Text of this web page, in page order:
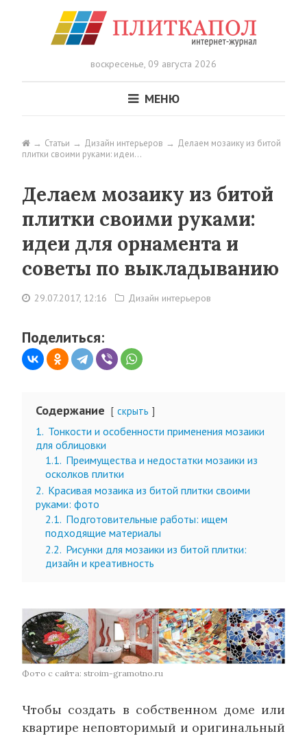
воскресенье, 09 августа 2026
МЕНЮ
Статьи Дизайн интерьеров
Делаем мозаику из битой
плитки своими руками: идеи…
Делаем мозаику из битой
плитки своими руками:
идеи для орнамента и
советы по выкладыванию
29.07.2017, 12:16 Дизайн интерьеров
Поделиться:
Содержание скрыть
1. Тонкости и особенности применения мозаики
для облицовки
1.1. Преимущества и недостатки мозаики из
осколков плитки
2. Красивая мозаика из битой плитки своими
руками: фото
2.1. Подготовительные работы: ищем
подходящие материалы
2.2. Рисунки для мозаики из битой плитки:
дизайн и креативность
Фото с сайта: stroim-gramotno.ru
Чтобы создать в собственном доме или
квартире неповторимый и оригинальный